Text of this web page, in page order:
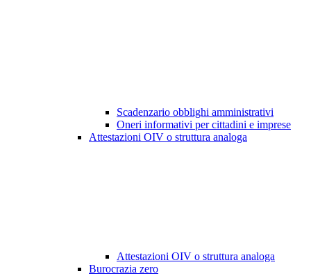
Scadenzario obblighi amministrativi
Oneri informativi per cittadini e imprese
Attestazioni OIV o struttura analoga
Attestazioni OIV o struttura analoga
Burocrazia zero